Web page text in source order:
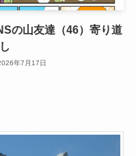
の山友達（46）寄り道
年7月17日